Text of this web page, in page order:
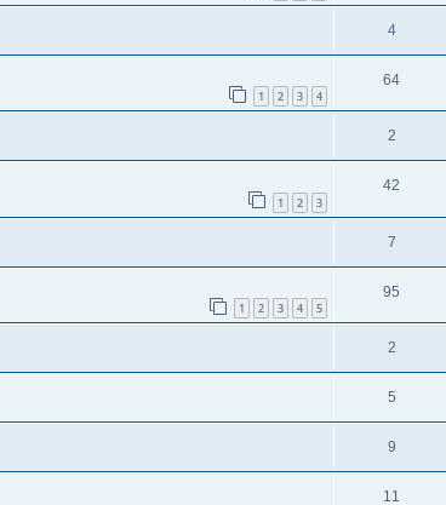
4
1 2 3 4
64
2
1 2 3
42
7
1 2 3 4 5
95
2
5
9
11